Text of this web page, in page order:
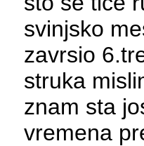
svinjsko
zavrsio
struka
znam sta
vremena